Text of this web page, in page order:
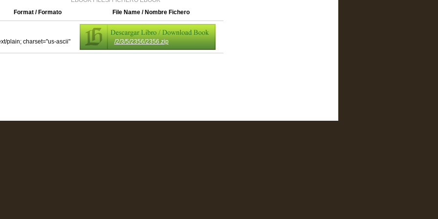
Format / Formato
File Name / Nombre Fichero
plain; charset="us-ascii" /2/3/5/2356/2356.zip